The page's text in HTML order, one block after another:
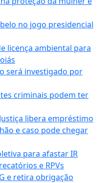
no jogo presidencial
licença ambiental para
será investigado por
criminais podem ter
libera empréstimo
e caso pode chegar
para afastar IR
e RPVs
e retira obrigação